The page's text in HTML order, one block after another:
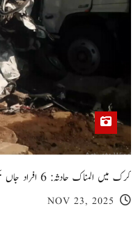
کرک میں المناک حادثہ: 6 افراد جاں بحق، متعدد زخمی
NOV 23, 2025